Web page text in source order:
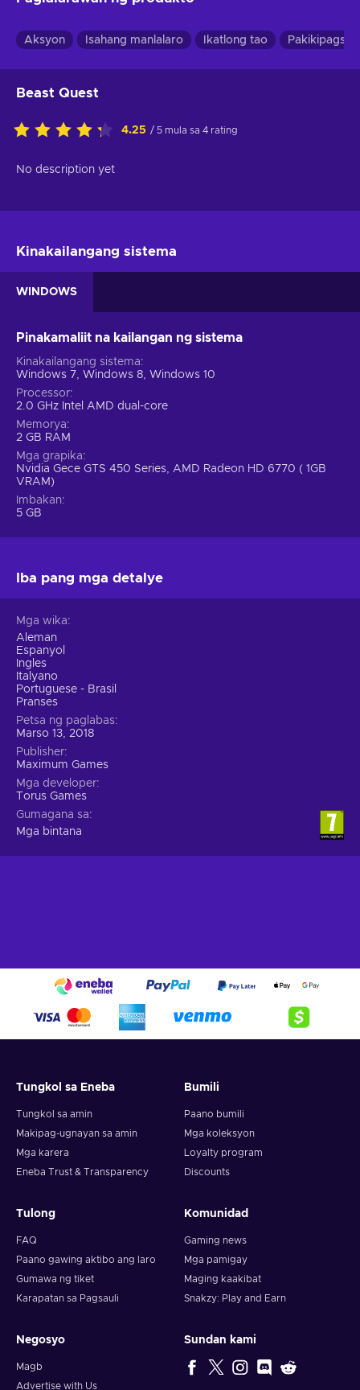
Aksyon Isahang manlalaro Ikatlong tao
Beast Quest
4.25 / 5 mula sa 4 rating
No description yet
Kinakailangang sistema
WINDOWS
Pinakamaliit na kailangan ng sistema
Kinakailangang sistema
Windows 7, Windows 8, Windows 10
Processor
2.0 GHz Intel AMD dual-core
Memorya
2 GB RAM
Mga grapika
Nvidia Gece GTS 450 Series, AMD Radeon HD 6770 ( 1GB
VRAM)
Imbakan
5 GB
Iba pang mga detalye
Mga wika
Aleman
Espanyol
Ingles
Italyano
Portuguese - Brasil
Pranses
Petsa ng paglabas
Marso 13, 2018
Publisher
Maximum Games
Mga developer
Torus Games
Gumagana sa
Mga bintana
Tungkol sa Eneba
Tungkol sa amin
Makipag-ugnayan sa amin
Mga karera
Eneba Trust & Transparency
Bumili
Paano bumili
Mga koleksyon
Loyalty program
Discounts
Tulong
FAQ
Paano gawing aktibo ang laro
Gumawa ng tiket
Karapatan sa Pagsauli
Komunidad
Gaming news
Mga pamigay
Maging kaakibat
Snakzy: Play and Earn
Negosyo
Magb
Advertise with Us
Sundan kami